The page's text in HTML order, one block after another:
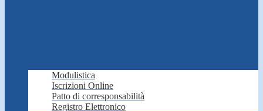
Modulistica
Iscrizioni Online
Patto di corresponsabilità
Registro Elettronico